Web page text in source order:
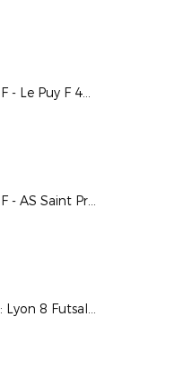
8es de finale CDF - Le Puy F 43 Auv / Stade Lavallois
8es de finale CDF - AS Saint Priest / Valenciennes AFC
32es finale CNF : Lyon 8 Futsal / UJS Toulouse